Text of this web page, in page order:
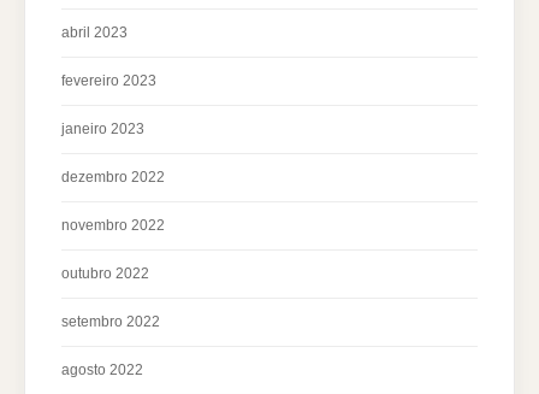
abril 2023
fevereiro 2023
janeiro 2023
dezembro 2022
novembro 2022
outubro 2022
setembro 2022
agosto 2022